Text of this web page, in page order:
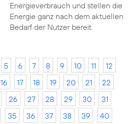
Energieverbrauch und stellen die
Energie ganz nach dem aktuellen
Bedarf der Nutzer bereit.
5 6 7 8 9 10 11
12
16 17 18 19 20 21
22
26 27 28 29 30
31
35 36 37 38 39
40